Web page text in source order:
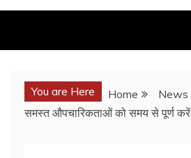
You are Here Home
News
समस्त औपचारिकताओं को समय से पूर्ण करें